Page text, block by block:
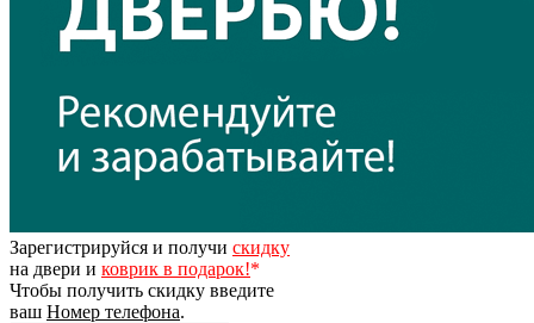
Зарегистрируйся и получи скидку
на двери и коврик в подарок!*
Чтобы получить скидку введите
ваш Номер телефона.